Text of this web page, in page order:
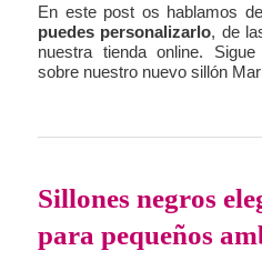
En este post os hablamos
puedes personalizarlo, de
nuestra tienda online.
sobre nuestro nuevo sillón
Sillones negros
para pequeños